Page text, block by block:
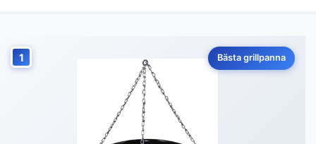
1 Bästa grillpanna